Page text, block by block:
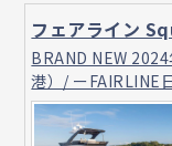
フェアライン
BRAND NEW
港）/ ーFAIRLINE